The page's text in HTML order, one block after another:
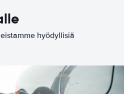
hyödyllisiä